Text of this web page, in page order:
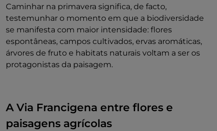
Caminhar na primavera significa, de facto,
testemunhar o momento em que a biodiversidade
se manifesta com maior intensidade: flores
espontâneas, campos cultivados, ervas aromáticas,
árvores de fruto e habitats naturais voltam a ser os
protagonistas da paisagem.
A Via Francigena entre flores e
paisagens agrícolas